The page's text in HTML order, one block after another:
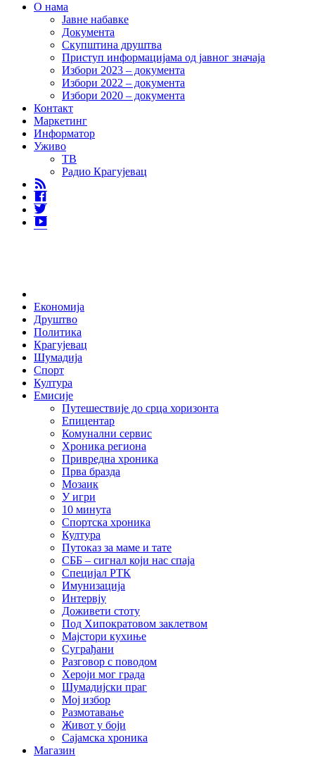
О нама
Јавне набавке
Документа
Скупштина друштва
Приступ информацијама од јавног значаја
Избори 2023 – документа
Избори 2022 – документа
Избори 2020 – документа
Контакт
Маркетинг
Информатор
Уживо
ТВ
Радио Крагујевац
Youtube
Економија
Друштво
Политика
Крагујевац
Шумадија
Спорт
Култура
Емисије
Путешествије до срца хоризонта
Епицентар
Комунални сервис
Хроника региона
Привредна хроника
Прва бразда
Мозаик
У игри
10 минута
Спортска хроника
Култура
Путоказ за маме и тате
СББ – сигнал који нас спаја
Специјал РТК
Имунизација
Интервју
Доживети стоту
Под Хипократовом заклетвом
Мајстори кухиње
Суграђани
Разговор с поводом
Хероји мог града
Шумадијски праг
Мој избор
Размотавање
Живот у боји
Сајамска хроника
Магазин